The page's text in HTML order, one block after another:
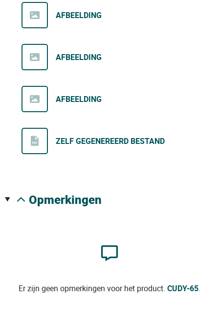
AFBEELDING
AFBEELDING
AFBEELDING
ZELF GEGENEREERD BESTAND
opmerkingen
Er zijn geen opmerkingen voor het product. CUDY-65.